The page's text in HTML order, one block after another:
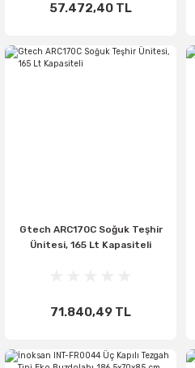
57.472,40 TL
Gtech ARC170C Soğuk Teşhir
Ünitesi, 165 Lt Kapasiteli
71.840,49 TL